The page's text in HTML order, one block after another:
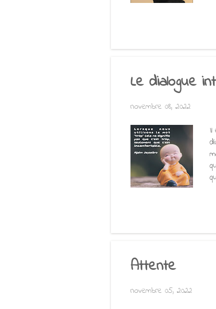
Le dialogue
novembre 08, 2022
Il
Attente
novembre 05, 2022